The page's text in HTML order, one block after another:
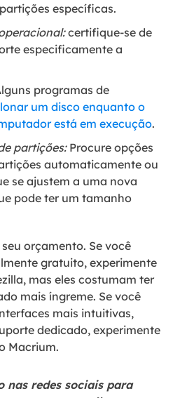
específicas.
certifique-se de
especificamente a
programas de
um disco enquanto o
está em execução.
partições:Procure opções
automaticamente ou
se ajustem a uma nova
pode ter um tamanho
orçamento. Se você
gratuito, experimente
mas eles costumam ter
mais íngreme. Se você
mais intuitivas,
dedicado, experimente
Macrium.
nas redes sociais para